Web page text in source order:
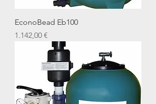
EconoBead Eb100
Preis
1.142,00 €